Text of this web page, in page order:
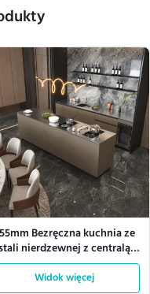
Bezręczna kuchnia ze
nierdzewnej z centralą
indukcyjną
Widok więcej